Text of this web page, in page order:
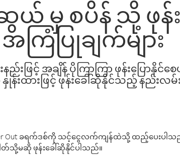
ဆွယ် မှ စပိန် သို့ ဖု
အကြံပြုချက်များ
ဖြင့် အချိန် ပိုကြာကြာ ဖုန်းပြော
းထားဖြင့် ဖုန်းခေါ်ဆိုနိုင်သည့် နည်းလမ်
ခရက်ဒစ်ကို သင့်ငွေလက်ကျန်ထဲသို့ ထည့်ပေးပါသ
တ်သို့မဆို ဖုန်းခေါ်ဆိုနိုင်ပါသည်။